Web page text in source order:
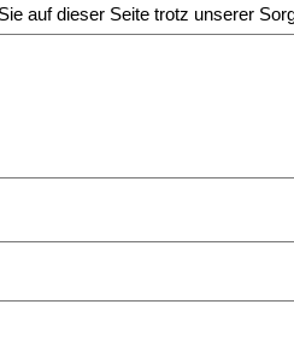
auf dieser Seite trotz unserer